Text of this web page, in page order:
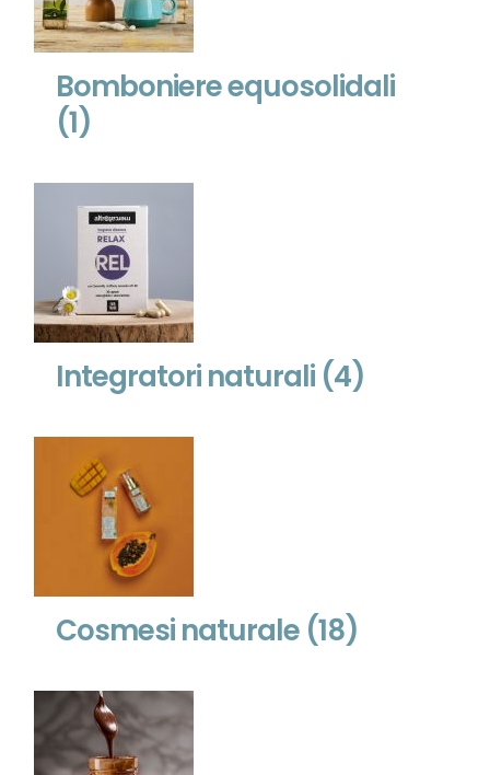
Bomboniere equosolidali
(1)
Integratori naturali (4)
Cosmesi naturale (18)